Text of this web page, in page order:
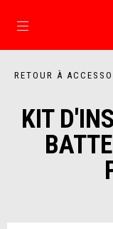
RETOUR À
KIT